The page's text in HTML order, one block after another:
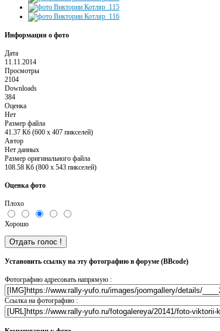
Информация о фото
Дата
11.11.2014
Просмотры
2104
Downloads
384
Оценка
Нет
Размер файла
41.37 Кб (600 x 407 пикселей)
Автор
Нет данных
Размер оригинального файла
108.58 Кб (800 x 543 пикселей)
Оценка фото
Плохо
Хорошо
Установить ссылку на эту фотографию в форуме (BBcode)
Фотографию адресовать напрямую :
Ссылка на фотографию :